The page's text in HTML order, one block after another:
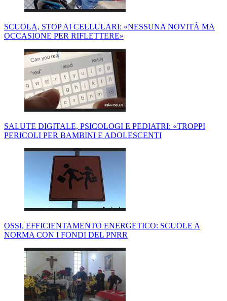
SCUOLA, STOP AI CELLULARI: «NESSUNA NOVITÀ MA
OCCASIONE PER RIFLETTERE»
SALUTE DIGITALE, PSICOLOGI E PEDIATRI: «TROPPI
PERICOLI PER BAMBINI E ADOLESCENTI
OSSI, EFFICIENTAMENTO ENERGETICO: SCUOLE A
NORMA CON I FONDI DEL PNRR